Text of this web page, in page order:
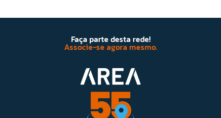
Faça parte desta rede!
Associe-se agora mesmo.